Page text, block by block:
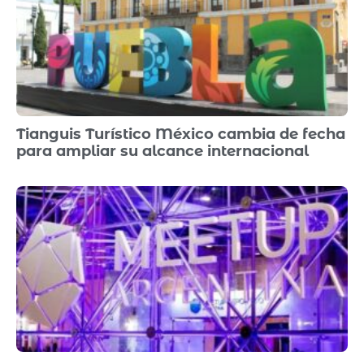
Tianguis Turístico México cambia de fecha
para ampliar su alcance internacional